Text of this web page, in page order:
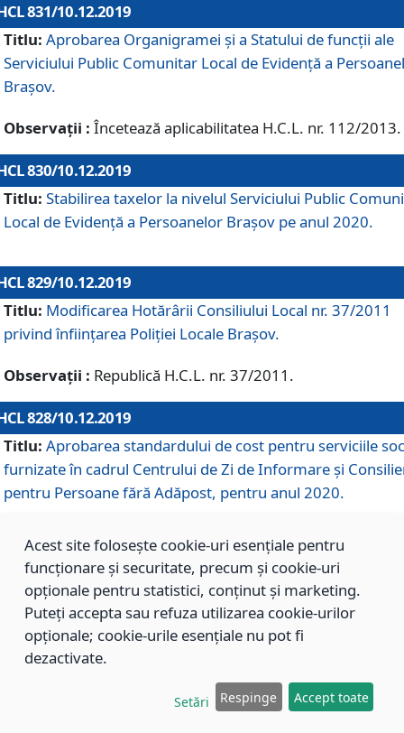
831/10.12.2019
Titlu: Aprobarea Organigramei și a Statului de funcții ale
Serviciului Public Comunitar Local de Evidență a
Brașov.
Observații : Încetează aplicabilitatea H.C.L. nr. 112/2013.
830/10.12.2019
Titlu: Stabilirea taxelor la nivelul Serviciului Public
Local de Evidenţă a Persoanelor Braşov pe anul 2020.
829/10.12.2019
Titlu: Modificarea Hotărârii Consiliului Local nr. 37/2011
privind înființarea Poliției Locale Brașov.
Observații : Republică H.C.L. nr. 37/2011.
828/10.12.2019
Titlu: Aprobarea standardului de cost pentru serviciile
furnizate în cadrul Centrului de Zi de Informare și
pentru Persoane fără Adăpost, pentru anul 2020.
827/10.12.2019
Aprobarea standardului de cost pentru serviciile
furnizate în cadrul Centrului Rezidențial pentru Persoane
Adăpost, pentru anul 2020.
Aprobarea standardului de cost pentru serviciile
Acest site folosește cookie-uri esențiale pentru
funcționare și securitate, precum și cookie-uri
opționale pentru statistici, conținut și marketing.
Puteți accepta sau refuza utilizarea cookie-urilor
opționale; cookie-urile esențiale nu pot fi
dezactivate.
Setări Respinge Accept toate